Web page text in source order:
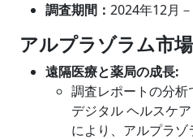
調査期間： 2024年12月
アルプラゾラム市場
遠隔医療と薬局の成長:
調査レポートの分析
デジタル ヘルスケ
により、アルプラ